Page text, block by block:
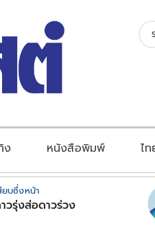
ง หนังสือพิมพ์ ไ
ยบซึ่งหน้า
วรุ่งส่อดาวร่วง